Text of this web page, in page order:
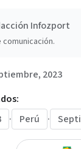
Infozport
2023
· Perú ·